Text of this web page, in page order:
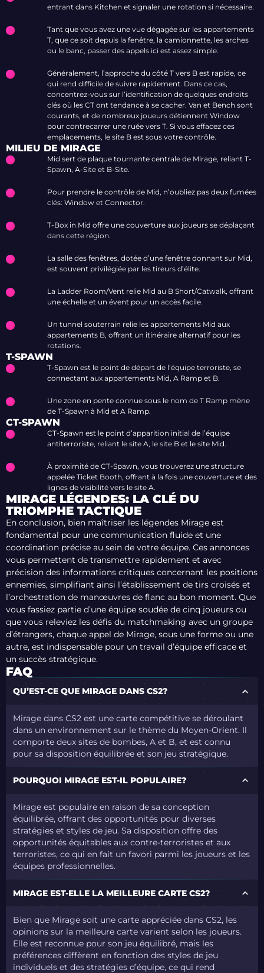
entrant dans Kitchen et signaler une rotation si nécessaire.
Tant que vous avez une vue dégagée sur les appartements
T, que ce soit depuis la fenêtre, la camionnette, les arches
ou le banc, passer des appels ici est assez simple.
Généralement, l’approche du côté T vers B est rapide, ce
qui rend difficile de suivre rapidement. Dans ce cas,
concentrez-vous sur l’identification de quelques endroits
clés où les CT ont tendance à se cacher. Van et Bench sont
courants, et de nombreux joueurs détiennent Window
pour contrecarrer une ruée vers T. Si vous effacez ces
emplacements, le site B est sous votre contrôle.
MILIEU DE MIRAGE
Mid sert de plaque tournante centrale de Mirage, reliant T-
Spawn, A-Site et B-Site.
Pour prendre le contrôle de Mid, n’oubliez pas deux fumées
clés: Window et Connector.
T-Box in Mid offre une couverture aux joueurs se déplaçant
dans cette région.
La salle des fenêtres, dotée d’une fenêtre donnant sur Mid,
est souvent privilégiée par les tireurs d’élite.
La Ladder Room/Vent relie Mid au B Short/Catwalk, offrant
une échelle et un évent pour un accès facile.
Un tunnel souterrain relie les appartements Mid aux
appartements B, offrant un itinéraire alternatif pour les
rotations.
T-SPAWN
T-Spawn est le point de départ de l’équipe terroriste, se
connectant aux appartements Mid, A Ramp et B.
Une zone en pente connue sous le nom de T Ramp mène
de T-Spawn à Mid et A Ramp.
CT-SPAWN
CT-Spawn est le point d’apparition initial de l’équipe
antiterroriste, reliant le site A, le site B et le site Mid.
À proximité de CT-Spawn, vous trouverez une structure
appelée Ticket Booth, offrant à la fois une couverture et des
lignes de visibilité vers le site A.
MIRAGE LÉGENDES: LA CLÉ DU
TRIOMPHE TACTIQUE
En conclusion, bien maîtriser les légendes Mirage est
fondamental pour une communication fluide et une
coordination précise au sein de votre équipe. Ces annonces
vous permettent de transmettre rapidement et avec
précision des informations critiques concernant les positions
ennemies, simplifiant ainsi l’établissement de tirs croisés et
l’orchestration de manœuvres de flanc au bon moment. Que
vous fassiez partie d’une équipe soudée de cinq joueurs ou
que vous releviez les défis du matchmaking avec un groupe
d’étrangers, chaque appel de Mirage, sous une forme ou une
autre, est indispensable pour un travail d’équipe efficace et
un succès stratégique.
FAQ
QU’EST-CE QUE MIRAGE DANS CS2?
Mirage dans CS2 est une carte compétitive se déroulant
dans un environnement sur le thème du Moyen-Orient. Il
comporte deux sites de bombes, A et B, et est connu
pour sa disposition équilibrée et son jeu stratégique.
POURQUOI MIRAGE EST-IL POPULAIRE?
Mirage est populaire en raison de sa conception
équilibrée, offrant des opportunités pour diverses
stratégies et styles de jeu. Sa disposition offre des
opportunités équitables aux contre-terroristes et aux
terroristes, ce qui en fait un favori parmi les joueurs et les
équipes professionnelles.
MIRAGE EST-ELLE LA MEILLEURE CARTE CS2?
Bien que Mirage soit une carte appréciée dans CS2, les
opinions sur la meilleure carte varient selon les joueurs.
Elle est reconnue pour son jeu équilibré, mais les
préférences diffèrent en fonction des styles de jeu
individuels et des stratégies d’équipe, ce qui rend